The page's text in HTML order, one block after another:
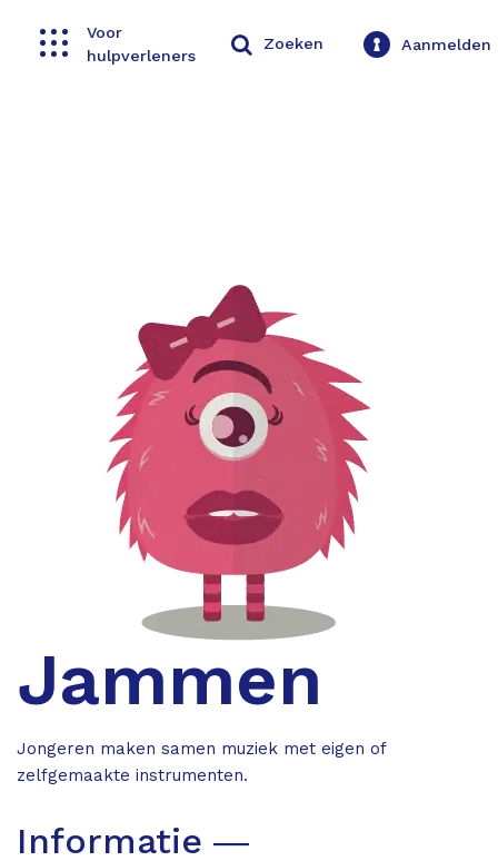
Toggle navigation
Voor
hulpverleners
Zoeken Aanmelden
Jammen
Jongeren maken samen muziek met eigen of
zelfgemaakte instrumenten.
Informatie ―